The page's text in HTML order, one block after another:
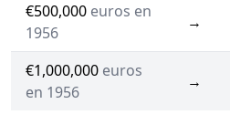
€500,000 euros en
1956
→
€1,000,000 euros
en 1956
→